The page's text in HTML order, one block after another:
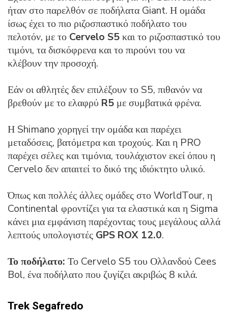
ήταν στο παρελθόν σε ποδήλατα Giant. Η ομάδα
ίσως έχει το πιο ριζοσπαστικό ποδήλατο του
πελοτόν, με το Cervelo S5και το ριζοσπαστικό του
τιμόνι, τα δισκόφρενα και το πιρούνι του να
κλέβουν την προσοχή.
Εάν οι αθλητές δεν επιλέξουν το S5, πιθανόν να
βρεθούν με το ελαφρύ R5 με συμβατικά φρένα.
Η Shimano χορηγεί την ομάδα και παρέχει
μεταδόσεις, βατόμετρα και τροχούς. Και η PRO
παρέχει σέλες και τιμόνια, τουλάχιστον εκεί όπου η
Cervelo δεν απαιτεί το δικό της ιδιόκτητο υλικό.
Όπως και πολλές άλλες ομάδες στο WorldTour, η
Continental φροντίζει για τα ελαστικά και η Sigma
κάνει μια εμφάνιση παρέχοντας τους μεγάλους αλλά
λεπτούς υπολογιστές GPS ROX 12.0.
Το ποδήλατο: Το Cervelo S5 του Ολλανδού Cees
Bol, ένα ποδήλατο που ζυγίζει ακριβώς 8 κιλά.
Trek Segafredo